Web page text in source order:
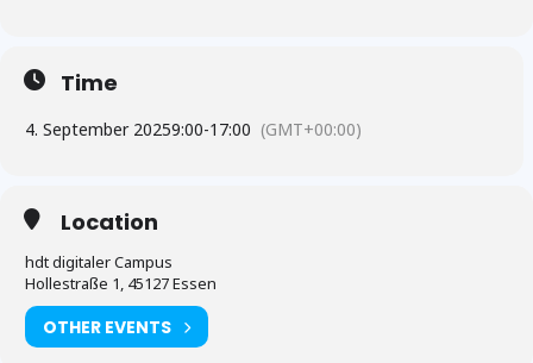
Time
4. September 20259:00-17:00 (GMT+00:00)
Location
hdt digitaler Campus
Hollestraße 1, 45127 Essen
OTHER EVENTS